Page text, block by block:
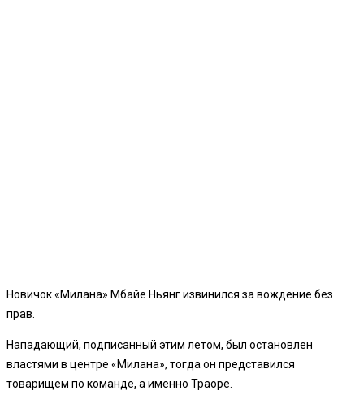
Новичок «Милана» Мбайе Ньянг извинился за вождение без
прав.
Нападающий, подписанный этим летом, был остановлен
властями в центре «Милана», тогда он представился
товарищем по команде, а именно Траоре.